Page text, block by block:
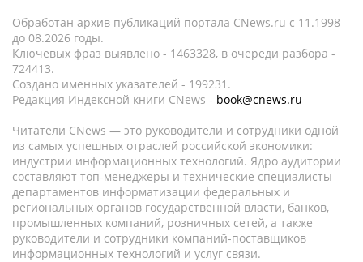
Обработан архив публикаций портала CNews.ru c 11.1998
до 08.2026 годы.
Ключевых фраз выявлено - 1463328, в очереди разбора -
724413.
Создано именных указателей - 199231.
Редакция Индексной книги CNews - book@cnews.ru
Читатели CNews — это руководители и сотрудники одной
из самых успешных отраслей российской экономики:
индустрии информационных технологий. Ядро аудитории
составляют топ-менеджеры и технические специалисты
департаментов информатизации федеральных и
региональных органов государственной власти, банков,
промышленных компаний, розничных сетей, а также
руководители и сотрудники компаний-поставщиков
информационных технологий и услуг связи.